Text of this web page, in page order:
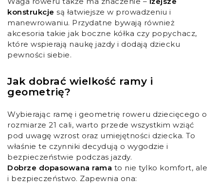
konstrukcje są łatwiejsze w prowadzeniu i
manewrowaniu. Przydatne bywają również
akcesoria takie jak boczne kółka czy popychacz,
które wspierają naukę jazdy i dodają dziecku
pewności siebie.
Jak dobrać wielkość ramy i
geometrię?
Wybierając ramę i geometrię roweru dziecięcego o
rozmiarze 21 cali, warto przede wszystkim wziąć
pod uwagę wzrost oraz umiejętności dziecka. To
właśnie te czynniki decydują o wygodzie i
bezpieczeństwie podczas jazdy.
Dobrze dopasowana rama to nie tylko komfort, ale
i bezpieczeństwo. Zapewnia ona: